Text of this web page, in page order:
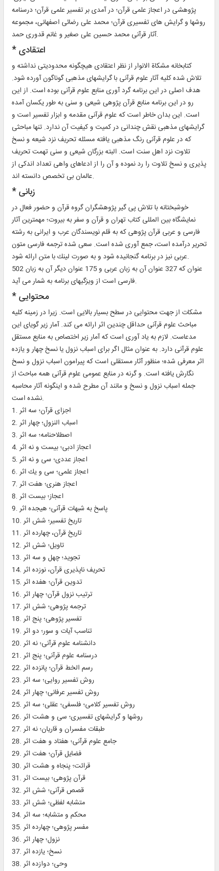
پژوهشى در اعجاز علمى قرآن؛ در آمدى بر تفسير علمى قرآن؛ درسنامه
روشها و گرايش هاى تفسيرى قرآن؛ محمد على رضائى اصفهانى، مجموعه
آثار قرآنى محمد حسين على صغير و غانم قدورى حمد.
* اعتقادى‏
كتابخانه مشكاة الانوار از نظر اعتقادى هيچگونه محدوديتى نداشته و
تلاش شده كليه آثار علوم قرآنى با گرايشهاى مذهبى گوناگون آورده شود.
هدف اصلى در اين برنامه گرد آورى منابع علوم قرآنى بوده است. از اين
رو در اين برنامه منابع قرآن پژوهى شيعى و سنى به طور يكسان آمده
است. اين بدان خاطر است كه علوم قرآنى مقدمه و ابزار تفسير است و
گرايشهاى مذهبى نقش چندانى در كميت و كيفيت آن ندارد. تنها مباحثى
كه در علوم قرآنى رنگ مذهبى يافته مسئله تحريف نزد شيعه و نسخ
تلاوت نزد اهل سنت است. البته بزرگان شيعى و سنى تهمت تحريف
پذيرى و نسخ تلاوت را رد نموده و آن را از ادعاهاى واهى تعداد اندكى از
عالمان بى تخصص دانسته اند.
* زبانى‏
خوشبختانه با تلاش پى گير پژوهشگران گروه قرآن و حضور فعال در
نمايشگاه بين المللى كتاب تهران و قرآن و سفر به بيروت؛ مهمترين آثار
فارسى و عربى قرآن پژوهى كه به قلم نويسندگان عرب و ايرانى به رشته
تحرير درآمده است، جمع آورى شده است. سعى شده ترجمه فارسى متون
عربى نيز در برنامه گنجانيده شود و به صورت لينك با متن ارائه شود.
502 عنوان كه 327 عنوان آن به زبان عربى و 175 عنوان ديگر آن به زبان
فارسى است از ويزگيهاى برنامه به شمار مى آيد.
* محتوايى‏
مشكات از جهت محتوايى در سطح بسيار بالايى است. زيرا در زمينه كليه
مباحث علوم قرآنى حداقل چندين اثر ارائه مى كند. آمار زير گوياى اين
مدعاست. لازم به ياد آورى است كه آمار زير اختصاص به منابع مستقل
علوم قرآنى دارد. به عنوان مثال اگر براى اسباب نزول يا نسخ چهار و يازده
اثر معرفى شده؛ منظور آثار مستقلى است كه پيرامون اسباب نزول و نسخ
نگارش يافته است. و گرنه در منابع عمومى علوم قرآنى همه مباحث از
جمله اسباب نزول و نسخ و مانند آن مطرح شده و اينگونه آثار محاسبه
نشده است.
1. اجزاى قرآن؛ سه اثر
2. اسباب النزول؛ چهار اثر
3. اصطلاحنامه؛ سه اثر
4. اعجاز ادبى؛ بيست و نه اثر
5. اعجاز عددى؛ سى و نه اثر
6. اعجاز علمى؛ سى و يك اثر
7. اعجاز هنرى؛ هفت اثر
8. اعجاز؛ بيست اثر
9. پاسخ به شبهات قرآنى؛ هيجده اثر
10. تاريخ تفسير؛ شش اثر
11. تاريخ قرآن، چهارده اثر
12. تاويل؛ شش اثر
13. تجويد؛ چهل و سه اثر
14. تحريف ناپذيرى قرآن، نوزده اثر
15. تدوين قرآن؛ هفده اثر
16. ترتيب نزول قرآن؛ چهار اثر
17. ترجمه پژوهى؛ شش اثر
18. تفسير پژوهى؛ پنج اثر
19. تناسب آيات و سور؛ دو اثر
20. دانشنامه علوم قرآنى؛ نه اثر
21. درسنامه علوم قرآنى؛ پنج اثر
22. رسم الخط قرآن؛ پانزده اثر
23. روش تفسير روايى؛ سه اثر
24. روش تفسير عرفانى؛ چهار اثر
25. روش تفسير كلامى؛ فلسفى؛ عقلى؛ سه اثر
26. روشها و گرايشهاى تفسيرى؛ سى و هشت اثر
27. طبقات مفسران و قاريان؛ نه اثر
28. جامع علوم قرآنى؛ هفتاد و هفت اثر
29. فضايل قرآن؛ هفت اثر
30. قرائت؛ پنجاه و هشت اثر
31. قرآن پژوهى؛ بيست اثر
32. قصص قرآنى؛ شش اثر
33. متشابه لفظى؛ شش اثر
34. محكم و متشابه؛ سه اثر
35. مفسر پژوهى؛ چهارده اثر
36. نزول؛ چهار اثر
37. نسخ؛ يازده اثر
38. وحى؛ دوازده اثر